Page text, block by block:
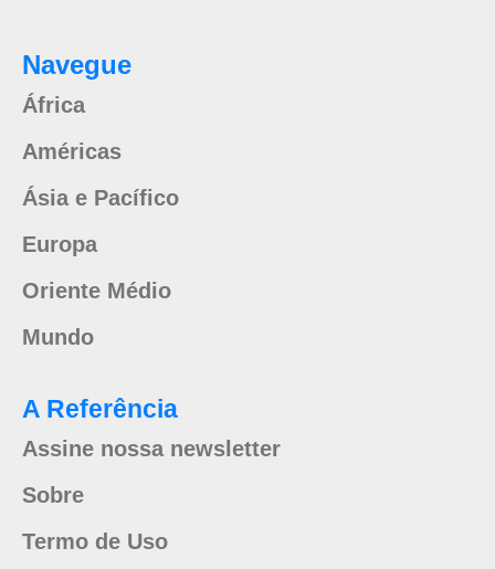
Navegue
África
Américas
Ásia e Pacífico
Europa
Oriente Médio
Mundo
A Referência
Assine nossa newsletter
Sobre
Termo de Uso